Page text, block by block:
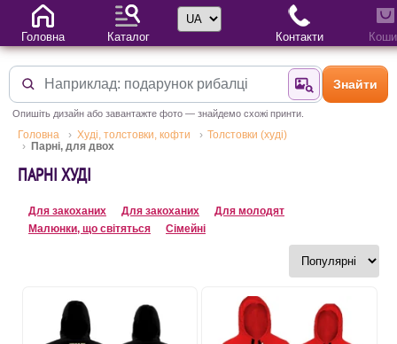
Знайти за
Знайти
Опишіть дизайн або завантажте фото — знайдемо схожі принти.
Головна Худі, толстовки, кофти
Толстовки (худі)
Парні, для двох
ПАРНІ ХУДІ
Для закоханих Для закоханих
Для молодят
Малюнки, що світяться
Сімейні
Головна Каталог
Вибір мови
Контакти